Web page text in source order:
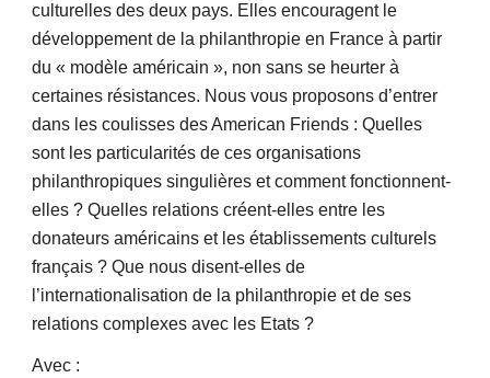
culturelles des deux pays. Elles encouragent le
développement de la philanthropie en France à partir
du « modèle américain », non sans se heurter à
certaines résistances. Nous vous proposons d’entrer
dans les coulisses des American Friends : Quelles
sont les particularités de ces organisations
philanthropiques singulières et comment fonctionnent-
elles ? Quelles relations créent-elles entre les
donateurs américains et les établissements culturels
français ? Que nous disent-elles de
l’internationalisation de la philanthropie et de ses
relations complexes avec les Etats ?
Avec :